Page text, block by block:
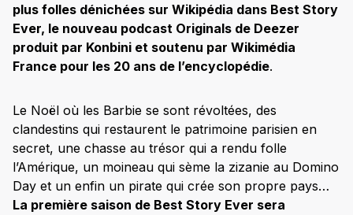
plus folles dénichées sur Wikipédia dans Best Story
Ever, le nouveau podcast Originals de Deezer
produit par Konbini et soutenu par Wikimédia
France pour les 20 ans de l’encyclopédie.
Le Noël où les Barbie se sont révoltées, des
clandestins qui restaurent le patrimoine parisien en
secret, une chasse au trésor qui a rendu folle
l’Amérique, un moineau qui sème la zizanie au Domino
Day et un enfin un pirate qui crée son propre pays…
La première saison de Best Story Ever sera